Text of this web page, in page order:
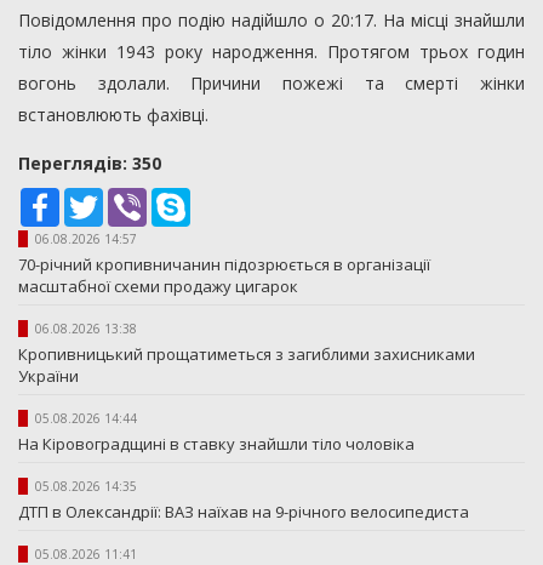
Повідомлення про подію надійшло о 20:17. На місці знайшли
тіло жінки 1943 року народження. Протягом трьох годин
вогонь здолали. Причини пожежі та смерті жінки
встановлюють фахівці.
Переглядiв: 350
Facebook
TwitterViber
06.08.2026 14:57
70-річний кропивничанин підозрюється в організації
масштабної схеми продажу цигарок
06.08.2026 13:38
Кропивницький прощатиметься з загиблими захисниками
України
05.08.2026 14:44
На Кіровоградщині в ставку знайшли тіло чоловіка
05.08.2026 14:35
ДТП в Олександрії: ВАЗ наїхав на 9-річного велосипедиста
05.08.2026 11:41